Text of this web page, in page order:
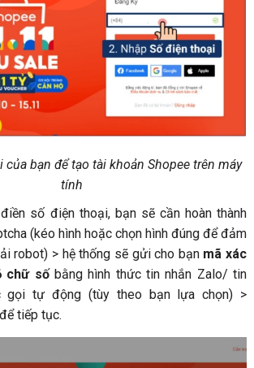
bạn để tạo tài khoản Shopee trên máy
tính
số điện thoại, bạn sẽ cần hoàn thành
(kéo hình hoặc chọn hình đúng để đảm
robot) > hệ thống sẽ gửi cho bạn mã xác
chữ sốbằng hình thức tin nhắn Zalo/ tin
gọi tự động (tùy theo bạn lựa chọn) >
để tiếp tục.